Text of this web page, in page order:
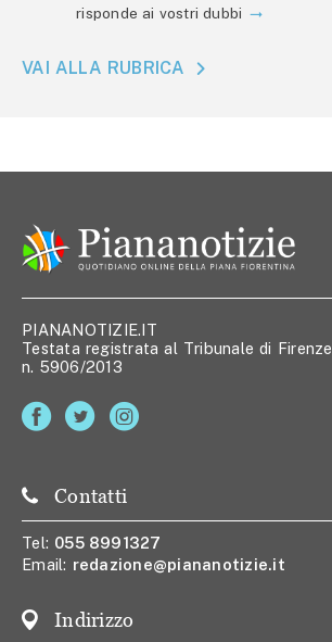
risponde ai vostri dubbi
VAI ALLA RUBRICA
PIANANOTIZIE.IT
Testata registrata al Tribunale di Firenze,
n. 5906/2013
Contatti
Tel: 055 8991327
Email: redazione@piananotizie.it
Indirizzo